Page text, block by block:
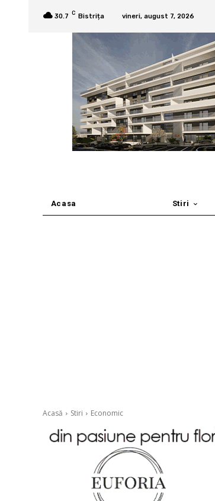
30.7 C Bistrița vineri, august 7, 2026
Acasa Stiri
Acasă Stiri Economic